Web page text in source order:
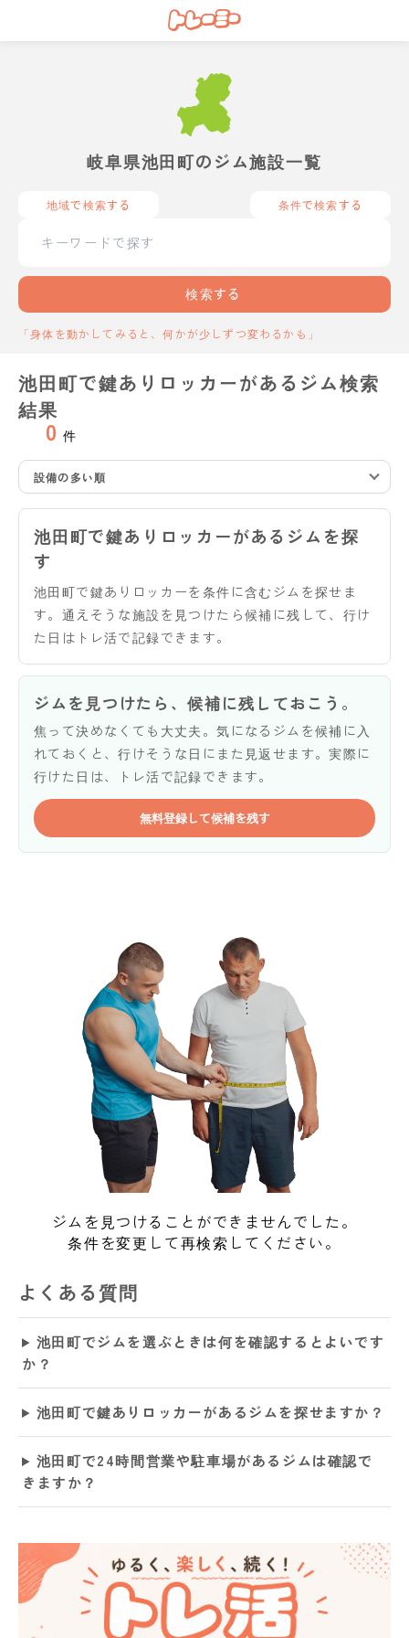
岐阜県池田町のジム施設一覧
地域で検索する 条件で検索する
検索する
「身体を動かしてみると、何かが少しずつ変わるかも」
池田町で鍵ありロッカーがあるジム検索
結果
0 件
設備の多い順
池田町で鍵ありロッカーがあるジムを探
す
池田町で鍵ありロッカーを条件に含むジムを探せま
す。通えそうな施設を見つけたら候補に残して、行け
た日はトレ活で記録できます。
ジムを見つけたら、候補に残しておこう。
焦って決めなくても大丈夫。気になるジムを候補に入
れておくと、行けそうな日にまた見返せます。実際に
行けた日は、トレ活で記録できます。
無料登録して候補を残す
ジムを見つけることができませんでした。
条件を変更して再検索してください。
よくある質問
池田町でジムを選ぶときは何を確認するとよいです
か？
池田町で鍵ありロッカーがあるジムを探せますか？
池田町で24時間営業や駐車場があるジムは確認で
きますか？